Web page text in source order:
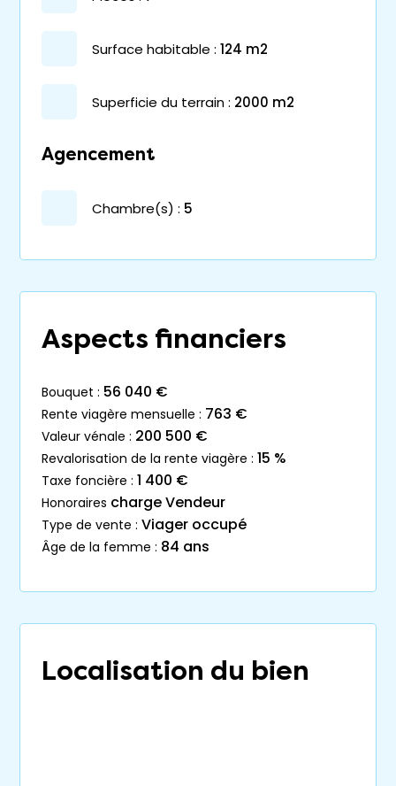
surface habitable : 124 m2
superficie du terrain : 2000 m2
Agencement
chambre(s) : 5
Aspects financiers
bouquet : 56 040 €
rente viagère mensuelle : 763 €
valeur vénale : 200 500 €
revalorisation de la rente viagère : 15 %
taxe foncière : 1 400 €
honoraires charge Vendeur
type de vente : Viager occupé
âge de la femme : 84 ans
Localisation du bien